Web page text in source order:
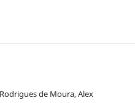
de Moura, Alex